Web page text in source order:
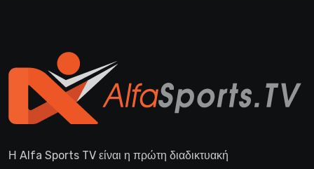
Η Alfa Sports TV είναι η πρώτη διαδικτυακή